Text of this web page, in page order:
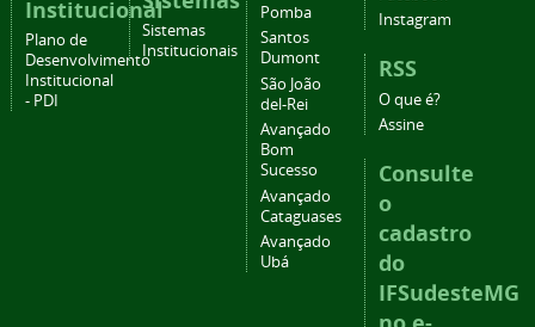
Institucional
Plano de
Desenvolvimento
Institucional
- PDI
Sistemas
Institucionais
Pomba
Santos
Dumont
São João
del-Rei
Avançado
Bom
Sucesso
Avançado
Cataguases
Avançado
Ubá
Instagram
RSS
O que é?
Assine
Consulte
o
cadastro
do
IFSudesteMG